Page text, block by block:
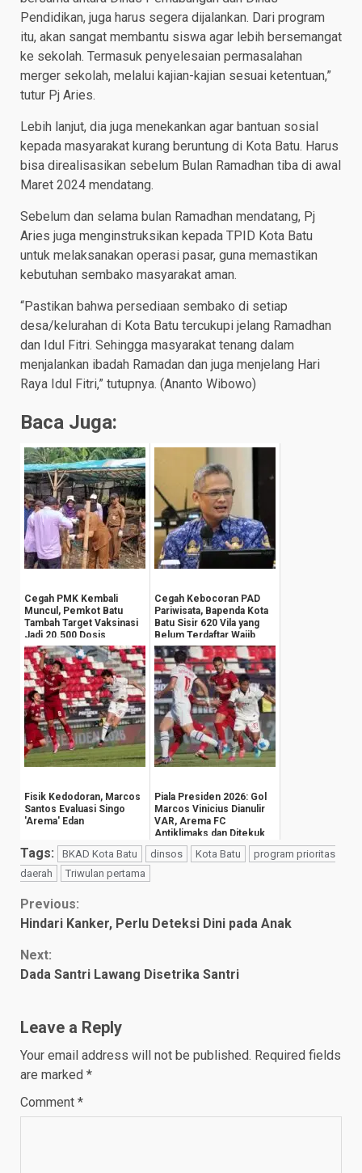
Pendidikan, juga harus segera dijalankan. Dari program
itu, akan sangat membantu siswa agar lebih bersemangat
ke sekolah. Termasuk penyelesaian permasalahan
merger sekolah, melalui kajian-kajian sesuai ketentuan,”
tutur Pj Aries.
Lebih lanjut, dia juga menekankan agar bantuan sosial
kepada masyarakat kurang beruntung di Kota Batu. Harus
bisa direalisasikan sebelum Bulan Ramadhan tiba di awal
Maret 2024 mendatang.
Sebelum dan selama bulan Ramadhan mendatang, Pj
Aries juga menginstruksikan kepada TPID Kota Batu
untuk melaksanakan operasi pasar, guna memastikan
kebutuhan sembako masyarakat aman.
“Pastikan bahwa persediaan sembako di setiap
desa/kelurahan di Kota Batu tercukupi jelang Ramadhan
dan Idul Fitri. Sehingga masyarakat tenang dalam
menjalankan ibadah Ramadan dan juga menjelang Hari
Raya Idul Fitri,” tutupnya. (Ananto Wibowo)
Baca Juga:
Cegah PMK Kembali
Muncul, Pemkot Batu
Tambah Target Vaksinasi
Jadi 20.500 Dosis
Cegah Kebocoran PAD
Pariwisata, Bapenda Kota
Batu Sisir 620 Vila yang
Belum Terdaftar Wajib
Pajak
Fisik Kedodoran, Marcos
Santos Evaluasi Singo
'Arema' Edan
Piala Presiden 2026: Gol
Marcos Vinicius Dianulir
VAR, Arema FC
Antiklimaks dan Ditekuk
Persija 1-3
Tags: BKAD Kota Batu dinsos Kota Batu
program prioritas
daerah
Triwulan pertama
Continue
Previous:
Hindari Kanker, Perlu Deteksi Dini pada Anak
Next:
Dada Santri Lawang Disetrika Santri
Leave a Reply
Your email address will not be published. Required fields
are marked *
Comment *